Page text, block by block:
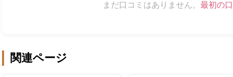
まだ口コミはありません。 最初の
関連ページ